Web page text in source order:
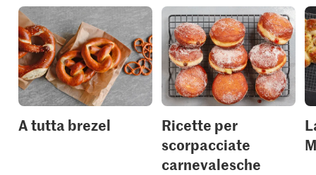
A tutta brezel
Ricette per
scorpacciate
carnevalesche